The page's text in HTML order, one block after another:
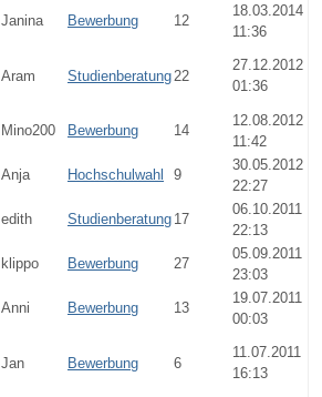
Janina Bewerbung 12
18.03.2014
11:36
Aram Studienberatung 22
27.12.2012
01:36
Mino200 Bewerbung 14
12.08.2012
11:42
Anja Hochschulwahl 9
30.05.2012
22:27
edith Studienberatung 17
06.10.2011
22:13
klippo Bewerbung 27
05.09.2011
23:03
Anni Bewerbung 13
19.07.2011
00:03
Jan Bewerbung 6
11.07.2011
16:13